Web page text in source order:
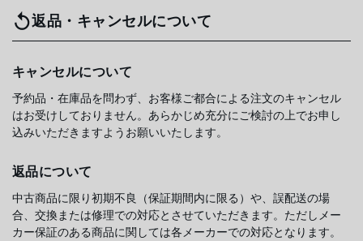
返品・キャンセルについて
キャンセルについて
予約品・在庫品を問わず、お客様ご都合による注文のキャンセル
はお受けしておりません。あらかじめ充分にご検討の上でお申し
込みいただきますようお願いいたします。
返品について
中古商品に限り初期不良（保証期間内に限る）や、誤配送の場
合、交換または修理での対応とさせていただきます。ただしメー
カー保証のある商品に関しては各メーカーでの対応となります。